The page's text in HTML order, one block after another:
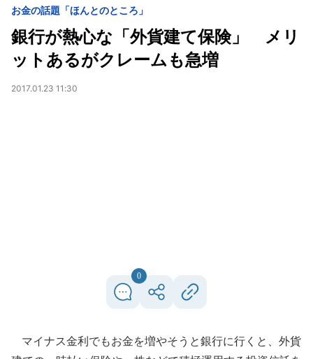
お金の話題「ほんとのところ」
銀行が熱心な「外貨建て保険」 メリ
ットあるがクレームも急増
2017.01.23 11:30
0
マイナス金利でもお金を増やそうと銀行に行くと、外貨